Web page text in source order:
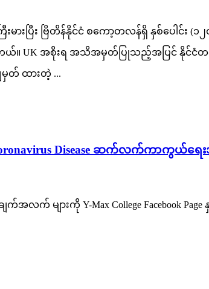
မားပြီး ဗြိတိန်နိုင်ငံ စကော့တလန်ရှိ နှစ်ပေါင်း
ပါတယ်။ UK အစိုးရ အသိအမှတ်ပြုသည့်အပြင်
ျမှတ် ထားတဲ့ ...
Disease ဆက်လက်ကာကွယ်ရေ
ျားကို Y-Max College Facebook